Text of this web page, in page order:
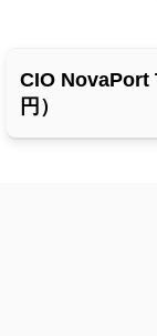
CIO NovaPort
円）